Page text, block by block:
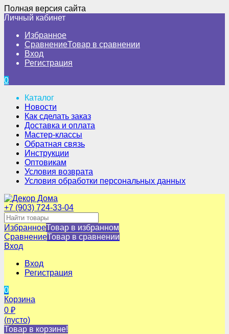
Полная версия сайта
Личный кабинет
Избранное
СравнениеТовар в сравнении
Вход
Регистрация
0
Каталог
Новости
Как сделать заказ
Доставка и оплата
Мастер-классы
Обратная связь
Инструкции
Оптовикам
Условия возврата
Условия обработки персональных данных
+7 (903) 724-33-04
ИзбранноеТовар в избранном
СравнениеТовар в сравнении
Вход
Вход
Регистрация
0
Корзина
0 ₽
(пусто)
Товар в корзине!